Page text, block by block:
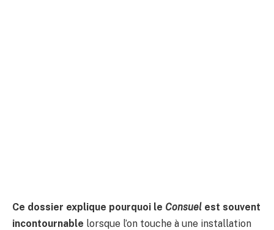
Ce dossier explique pourquoi le Consuel est souvent
incontournable lorsque l’on touche à une installation